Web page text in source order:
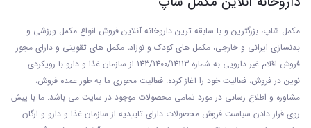
مکمل شاپ، بزرگترین و با سابقه ترین داروخانه آنلاین فروش انواع مکمل ورزشی و
بدنسازی ایرانی و خارجی، مکمل های کودک و نوزاد، مکمل های تقویتی و دارای مجوز
فروش اقلام غیر دارویی به شماره 143/1400/14113 از
سازمان غذا و دارو با رويکردی
نوين در فروش، فعاليت خود را آغاز کرده. فعاليت محوری ما به طور عمده فروش،
مشاوره و اطلاع رسانی در مورد تمامی محصولات موجود در سایت می باشد. ما با پيش
روی قرار دادن سياست فروش محصولات دارای تاييديه از سازمان غذا و دارو و ارگان